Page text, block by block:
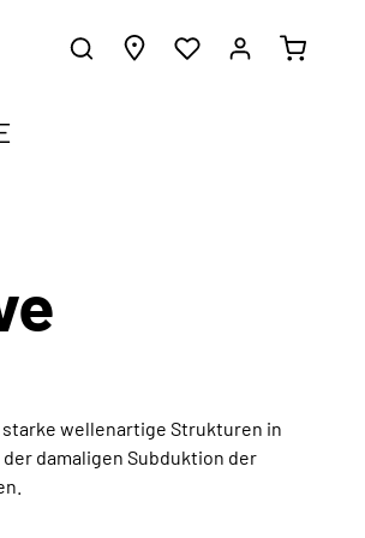
Kunstwerke
Gestaltungsideen.
starke wellenartige Strukturen in
damaligen Subduktion der